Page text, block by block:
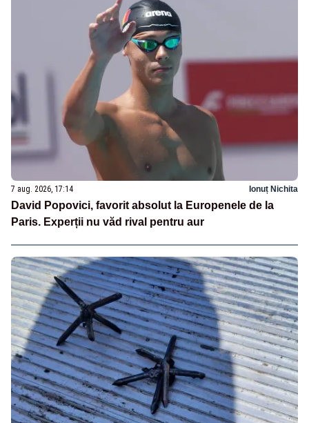
7 aug. 2026, 17:14 Ionuț Nichita
David Popovici, favorit absolut la Europenele de la
Paris. Experții nu văd rival pentru aur